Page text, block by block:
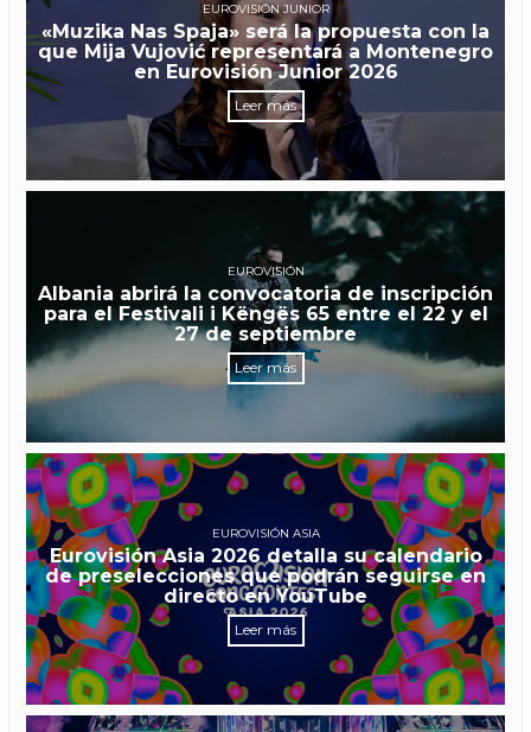
EUROVISIÓN JUNIOR
«Muzika Nas Spaja» será la propuesta con la
que Mija Vujović representará a Montenegro
en Eurovisión Junior 2026
Leer más
EUROVISIÓN
Albania abrirá la convocatoria de inscripción
para el Festivali i Këngës 65 entre el 22 y el
27 de septiembre
Leer más
EUROVISIÓN ASIA
Eurovisión Asia 2026 detalla su calendario
de preselecciones que podrán seguirse en
directo en YouTube
Leer más